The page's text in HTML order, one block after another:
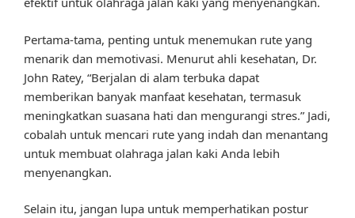
Pertama-tama, penting untuk menemukan rute yang
menarik dan memotivasi. Menurut ahli kesehatan, Dr.
John Ratey, “Berjalan di alam terbuka dapat
memberikan banyak manfaat kesehatan, termasuk
meningkatkan suasana hati dan mengurangi stres.” Jadi,
cobalah untuk mencari rute yang indah dan menantang
untuk membuat olahraga jalan kaki Anda lebih
menyenangkan.
Selain itu, jangan lupa untuk memperhatikan postur